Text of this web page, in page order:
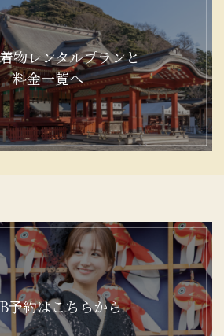
物レンタルプランと
料金一覧へ
予約はこちらから